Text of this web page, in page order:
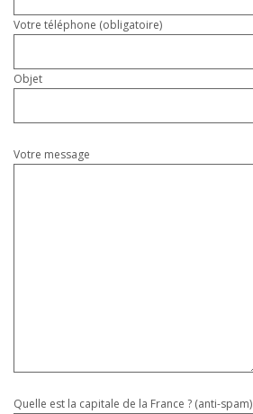
Votre téléphone (obligatoire)
Objet
Votre message
Quelle est la capitale de la France ? (anti-spam)